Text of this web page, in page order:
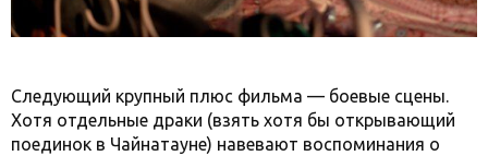
Следующий крупный плюс фильма — боевые сцены.
Хотя отдельные драки (взять хотя бы открывающий
поединок в Чайнатауне) навевают воспоминания о